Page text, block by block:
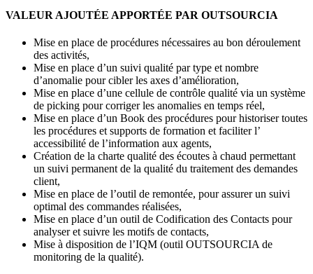
VALEUR AJOUTÉE APPORTÉE PAR OUTSOURCIA
Mise en place de procédures nécessaires au bon déroulement
des activités,
Mise en place d’un suivi qualité par type et nombre
d’anomalie pour cibler les axes d’amélioration,
Mise en place d’une cellule de contrôle qualité via un système
de picking pour corriger les anomalies en temps réel,
Mise en place d’un Book des procédures pour historiser toutes
les procédures et supports de formation et faciliter l’
accessibilité de l’information aux agents,
Création de la charte qualité des écoutes à chaud permettant
un suivi permanent de la qualité du traitement des demandes
client,
Mise en place de l’outil de remontée, pour assurer un suivi
optimal des commandes réalisées,
Mise en place d’un outil de Codification des Contacts pour
analyser et suivre les motifs de contacts,
Mise à disposition de l’IQM (outil OUTSOURCIA de
monitoring de la qualité).